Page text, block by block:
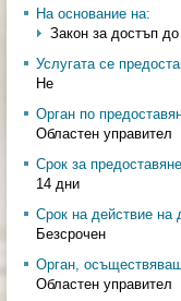
На основание на:
Закон за достъп
Услугата се
Не
Орган по
Областен управител
Срок за
14 дни
Срок на действие на
Безсрочен
Орган,
Областен управител